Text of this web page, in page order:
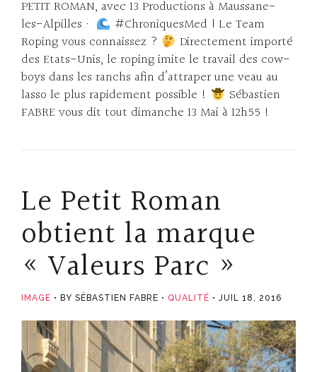
PETIT ROMAN, avec 13 Productions à Maussane-
les-Alpilles ·
#ChroniquesMed | Le Team
Roping vous connaissez ?
Directement importé
des Etats-Unis, le roping imite le travail des cow-
boys dans les ranchs afin d’attraper une veau au
lasso le plus rapidement possible !
Sébastien
FABRE vous dit tout dimanche 13 Mai à 12h55 !
Le Petit Roman
obtient la marque
« Valeurs Parc »
IMAGE BY SÉBASTIEN FABRE QUALITÉ JUIL 18, 2016